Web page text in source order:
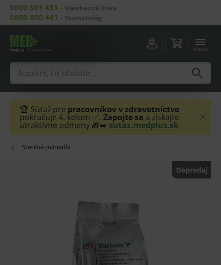
0800 601 433 – Všeobecná linka
0800 800 441 – Stomatológ
menu
🏆 Súťaž pre pracovníkov v zdravotníctve
pokračuje 4. kolom ✅. Zapojte sa a získajte
atraktívne odmeny 🎁➡️ sutaz.medplus.sk
Sterilné ovínadlá
Dopredaj